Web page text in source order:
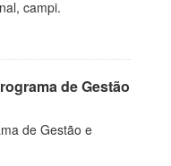
campi.
de Gestão
de Gestão e